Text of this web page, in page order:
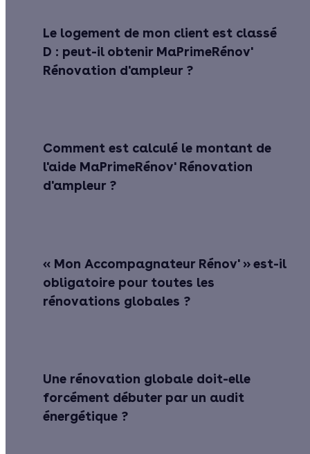
Le logement de mon client est classé
D : peut-il obtenir MaPrimeRénov'
Rénovation d'ampleur ?
Comment est calculé le montant de
l'aide MaPrimeRénov' Rénovation
d'ampleur ?
« Mon Accompagnateur Rénov' » est-il
obligatoire pour toutes les
rénovations globales ?
Une rénovation globale doit-elle
forcément débuter par un audit
énergétique ?